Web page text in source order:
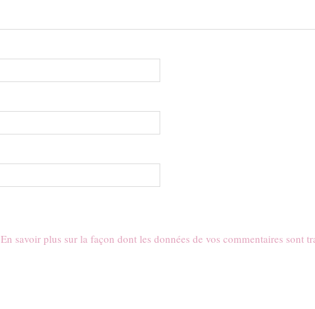
En savoir plus sur la façon dont les données de vos commentaires sont